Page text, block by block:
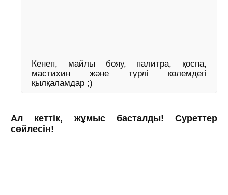
Кенеп, майлы бояу, палитра, қоспа,
мастихин және түрлі көлемдегі
қылқаламдар ;)
Ал кеттік, жұмыс басталды! Суреттер
сөйлесін!